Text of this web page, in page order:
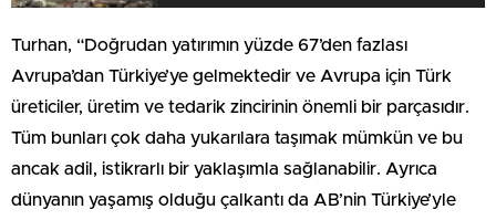
Turhan, “Doğrudan yatırımın yüzde 67’den fazlası
Avrupa’dan Türkiye’ye gelmektedir ve Avrupa için Türk
üreticiler, üretim ve tedarik zincirinin önemli bir parçasıdır.
Tüm bunları çok daha yukarılara taşımak mümkün ve bu
ancak adil, istikrarlı bir yaklaşımla sağlanabilir. Ayrıca
dünyanın yaşamış olduğu çalkantı da AB’nin Türkiye’yle